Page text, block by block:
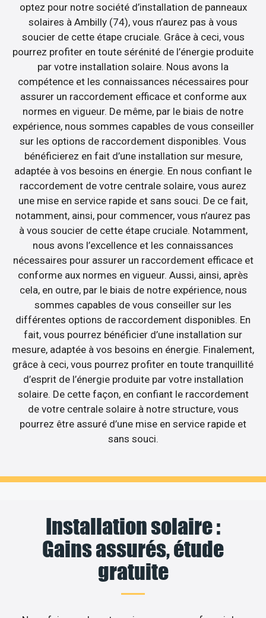
optez pour notre société d’installation de panneaux
solaires à Ambilly (74), vous n’aurez pas à vous
soucier de cette étape cruciale. Grâce à ceci, vous
pourrez profiter en toute sérénité de l’énergie produite
par votre installation solaire. Nous avons la
compétence et les connaissances nécessaires pour
assurer un raccordement efficace et conforme aux
normes en vigueur. De même, par le biais de notre
expérience, nous sommes capables de vous conseiller
sur les options de raccordement disponibles. Vous
bénéficierez en fait d’une installation sur mesure,
adaptée à vos besoins en énergie. En nous confiant le
raccordement de votre centrale solaire, vous aurez
une mise en service rapide et sans souci. De ce fait,
notamment, ainsi, pour commencer, vous n’aurez pas
à vous soucier de cette étape cruciale. Notamment,
nous avons l’excellence et les connaissances
nécessaires pour assurer un raccordement efficace et
conforme aux normes en vigueur. Aussi, ainsi, après
cela, en outre, par le biais de notre expérience, nous
sommes capables de vous conseiller sur les
différentes options de raccordement disponibles. En
fait, vous pourrez bénéficier d’une installation sur
mesure, adaptée à vos besoins en énergie. Finalement,
grâce à ceci, vous pourrez profiter en toute tranquillité
d’esprit de l’énergie produite par votre installation
solaire. De cette façon, en confiant le raccordement
de votre centrale solaire à notre structure, vous
pourrez être assuré d’une mise en service rapide et
sans souci.
Installation solaire :
Gains assurés, étude
gratuite